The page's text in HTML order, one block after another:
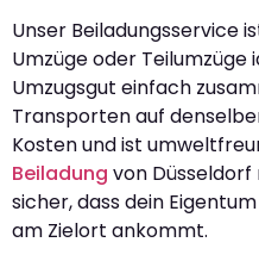
Unser Beiladungsservice
Umzüge oder Teilumzüge
Umzugsgut einfach
Transporten auf
Kosten und ist
Beiladung von
sicher, dass dein
am Zielort ankommt.